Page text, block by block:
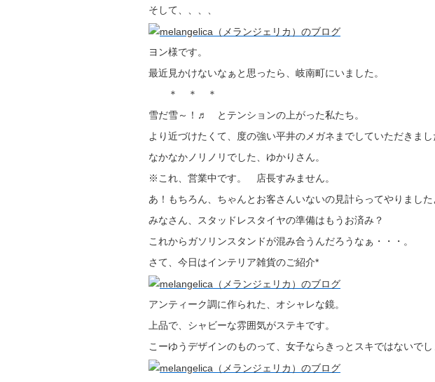
そして、、、、
ヨン様です。
最近見かけないなぁと思ったら、岐南町にいました。
＊ ＊ ＊
雪だ雪～！♬ とテンションの上がった私たち。
より近づけたくて、度の強い平井のメガネまでしていただきまし
なかなかノリノリでした、ゆかりさん。
※これ、営業中です。 店長すみません。
あ！もちろん、ちゃんとお客さんいないの見計らってやりまし
みなさん、スタッドレスタイヤの準備はもうお済み？
これからガソリンスタンドが混み合うんだろうなぁ・・・。
さて、今日はインテリア雑貨のご紹介*
アンティーク調に作られた、オシャレな鏡。
上品で、シャビーな雰囲気がステキです。
こーゆうデザインのものって、女子ならきっとスキではないで